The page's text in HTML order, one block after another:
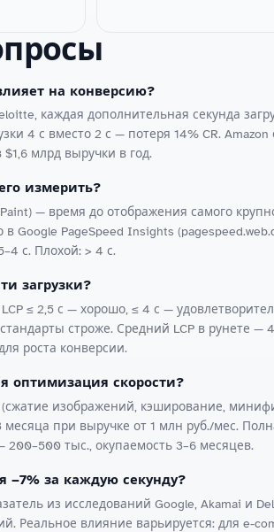
на конверсию?
каждая дополнительная секунда
4 с вместо 2 с — потеря 14% CR.
$1,6 млрд выручки в год.
измерить?
— время до отображения самого
Google PageSpeed Insights
с. Плохой: > 4 с.
загрузки?
LCP ≤ 2,5 с — хорошо, ≤ 4 с —
строже. Средний LCP в рунете —
роста конверсии.
оптимизация скорости?
изображений, кэширование,
месяца при выручке от 1 млн руб./мес.
200–500 тыс., окупаемость 3–6 месяцев.
−7% за каждую секунду?
из исследований Google, Akamai и
Реальное влияние варьируется: для e-